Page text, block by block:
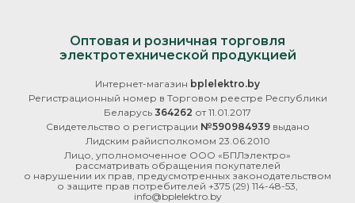
Оптовая и розничная торговля
электротехнической продукцией
Интернет-магазин bplelektro.by
Регистрационный номер в Торговом реестре Республики
Беларусь 364262 от 11.01.2017
Свидетельство о регистрации №590984939выдано
Лидским райисполкомом 23.06.2010
Лицо, уполномоченное ООО «БПЛэлектро»
рассматривать обращения покупателей
о нарушении их прав, предусмотренных законодательством
о защите прав потребителей +375 (29) 114-48-53
info@bplelektro.by